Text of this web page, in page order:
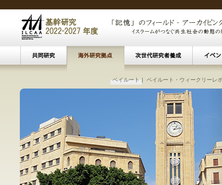
文化遺産アーカイビング | 接続する海 | パ
ベイルート |
ベイルート・ウィークリーレ
中東☆イスラーム研究セミナー | 中東☆イスラーム教育セミナー | ベイルート
研究会・講演会
東南アジアにおけるイスラーム主義
―ト
―
―移民／難民によるコミ
イス現